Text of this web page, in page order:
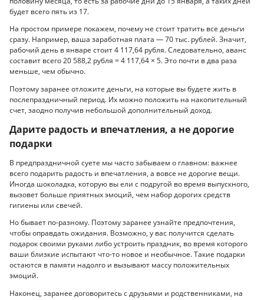
будет всего пять из 17.
На простом примере покажем, почему не стоит тратить все деньги
сразу. Например, ваша заработная плата — 70 тыс. рублей. Значит,
рабочий день в январе стоит 4 117,64 рубля. Следовательно, аванс
составит всего 20 588,2 рубля = 4 117,64 × 5. Это почти в два раза
меньше, чем обычно.
Поэтому заранее отложите деньги, на которые вы будете жить в
послепраздничный период. Их можно положить на накопительный
счет, заодно получив небольшой дополнительный доход.
Дарите радость и впечатления, а не дорогие
подарки
В предпраздничной суете мы часто забываем о главном: важнее
всего подарить радость и впечатления, а вовсе не дорогие вещи.
Иногда шоколадка, которую вы ели с подругой во время выпускного,
вызовет больше приятных эмоций, чем набор дорогих средств
гигиены или свечей.
Но бывает по-разному. Поэтому заранее узнайте предпочтения,
чтобы оправдать ожидания. Возможно, у вас получится сделать
подарок своими руками либо устроить праздник, во время которого
ваши близкие испытают что-то новое и необычное. Такие подарки
остаются в памяти надолго и вызывают массу положительных
эмоций.
Наконец, заранее договоритесь с друзьями и родственниками, на